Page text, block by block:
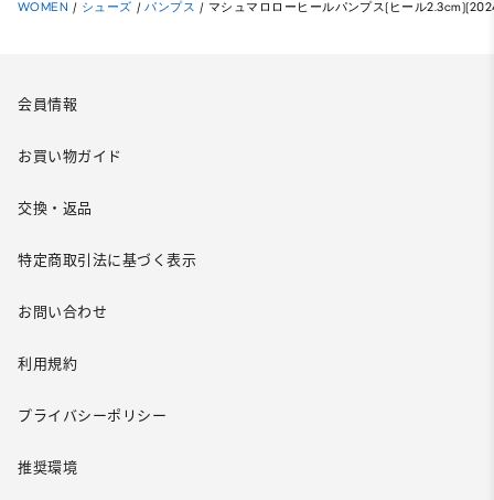
WOMEN / シューズ / パンプス / マシュマロローヒールパンプス(ヒール
会員情報
お買い物ガイド
交換・返品
特定商取引法に基づく表示
お問い合わせ
利用規約
プライバシーポリシー
推奨環境